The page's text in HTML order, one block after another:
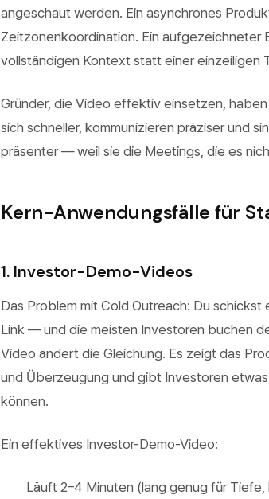
angeschaut werden. Ein asynchrones
Zeitzonenkoordination. Ein
vollständigen Kontext statt einer einzeiligen
Gründer, die Video effektiv einsetzen,
sich schneller, kommunizieren präziser und
präsenter — weil sie die Meetings, die es
Kern-Anwendungsfälle für
1. Investor-Demo-Videos
Das Problem mit Cold Outreach: Du
Link — und die meisten Investoren buchen
Video ändert die Gleichung. Es zeigt das
und Überzeugung und gibt Investoren
können.
Ein effektives Investor-Demo-Video:
Läuft 2–4 Minuten (lang genug für